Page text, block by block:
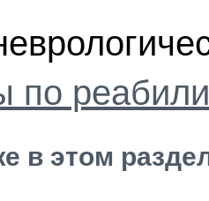
по
в этом